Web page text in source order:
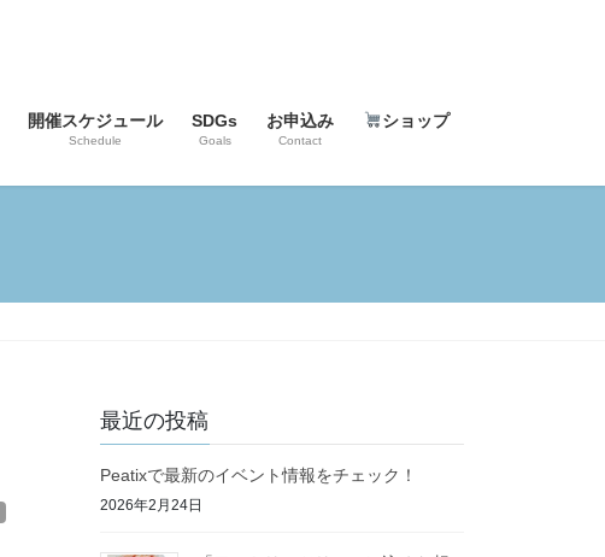
開催スケジュール
Schedule
SDGs
Goals
お申込み
Contact
ショップ
最近の投稿
Peatixで最新のイベント情報をチェック！
2026年2月24日